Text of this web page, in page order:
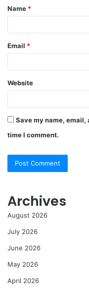
*
Name *
Email *
Website
Save my name,
time I comment.
Archives
August 2026
July 2026
June 2026
May 2026
April 2026